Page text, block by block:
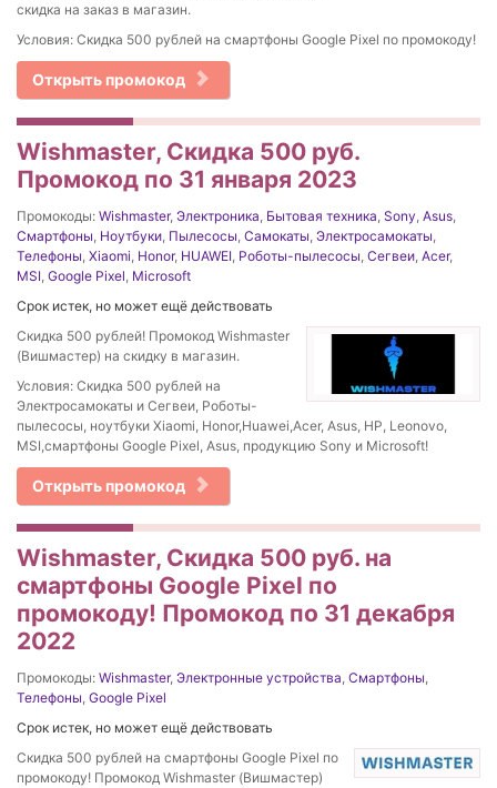
скидка на заказ в магазин.
Условия: Скидка 500 рублей на смартфоны Google Pixel по промокоду!
Открыть промокод
Wishmaster, Скидка 500 руб.
Промокод по 31 января 2023
Промокоды: Wishmaster, Электроника, Бытовая техника, Sony, Asus,
Смартфоны, Ноутбуки, Пылесосы, Самокаты, Электросамокаты,
Телефоны, Xiaomi, Honor, HUAWEI, Роботы-пылесосы, Сегвеи, Acer,
MSI, Google Pixel, Microsoft
Срок истек, но может ещё действовать
Скидка 500 рублей! Промокод Wishmaster
(Вишмастер) на скидку в магазин.
Условия: Скидка 500 рублей на
Электросамокаты и Сегвеи, Роботы-
пылесосы, ноутбуки Xiaomi, Honor,Huawei,Acer, Asus, HP, Leonovo,
MSI,смартфоны Google Pixel, Asus, продукцию Sony и Microsoft!
Открыть промокод
Wishmaster, Скидка 500 руб. на
смартфоны Google Pixel по
промокоду! Промокод по 31 декабря
2022
Промокоды: Wishmaster, Электронные устройства, Смартфоны,
Телефоны, Google Pixel
Срок истек, но может ещё действовать
Скидка 500 рублей на смартфоны Google Pixel по
промокоду! Промокод Wishmaster (Вишмастер)